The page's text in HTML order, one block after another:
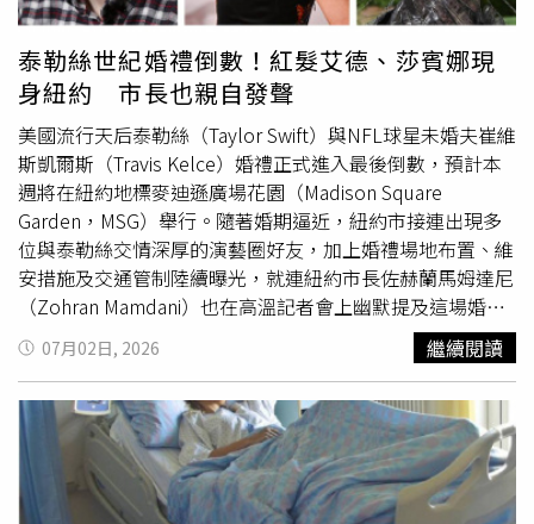
八箋》說：「須於止陽，以消暑氣」。說明養陽有助於消
暑，避暑可以防止陽氣的消耗。 2.忌喝冷飲： 很多人喜歡
以喝冷飲、吃冰淇淋、雪糕等冰品來消暑降溫，非但不能降
火，對身體反而會造成傷害，當心物極必反，這些對身體健
康非常不利，很容易引發身體不適，埋下健康隱患。 衣的
開運大法：忌曝曬： 小暑室外溫度高，若長時間曝曬，會
造成人體脫水、中暑等症狀，中暑之後，人體體溫調節功能
失調，體內熱量過度積蓄，從而引發神經器官受損。要穿吸
汗排熱功能及輕便舒適的服裝，大太陽底下行走要戴帽子遮
陽。黑色容易吸熱造成中暑，衣著要淡色而素雅。住的開運
大法：忌長時間吹空調： 空調是感冒病發的罪魁禍首，其
很好的製冷效果，能夠給身體帶來及時的舒適感，但是也給
身體帶來了感冒病菌侵犯的機會。很多人認為感冒只是小
病，對心臟健康沒什麼關係，其實不然!感冒雖為小病，但
是其對肺部的傷害大，感冒不及時醫治，將會有併發症，例
如咳嗽、肺部感染、支氣管炎症等。心肺相連，肺部疾病很
快將會影響心臟部位的健康。所以，我們千萬不可小覷感冒
給心臟帶來的危害。行的開運大法：忌熬夜： 小暑節氣裡
泰勒絲世紀婚禮倒數！紅髮艾德、莎賓娜現
身紐約 市長也親自發聲
美國流行天后泰勒絲（Taylor Swift）與NFL球星未婚夫崔維
斯凱爾斯（Travis Kelce）婚禮正式進入最後倒數，預計本
週將在紐約地標麥迪遜廣場花園（Madison Square
Garden，MSG）舉行。隨著婚期逼近，紐約市接連出現多
位與泰勒絲交情深厚的演藝圈好友，加上婚禮場地布置、維
安措施及交通管制陸續曝光，就連紐約市長佐赫蘭馬姆達尼
（Zohran Mamdani）也在高溫記者會上幽默提及這場婚
禮，使這場備受矚目的世紀婚禮再度成為全球焦點。根據
《People》、《TMZ》等外媒報導，6月30日，英國歌手紅
髮艾德（Ed Sheeran）與泰勒絲長年合作的音樂製作人亞
倫戴斯納（Aaron Dessner），被目擊現身紐約州馬爾他鎮
（Malta）的湖畔餐廳BuonaSera on the Lake用餐。餐廳老
闆丹妮爾哈特威克（Danielle Hartwyk）事後在Instagram
分享合照，透露兩人突然到訪讓所有員工與顧客都又驚又
07月02日, 2026 繼續閱讀